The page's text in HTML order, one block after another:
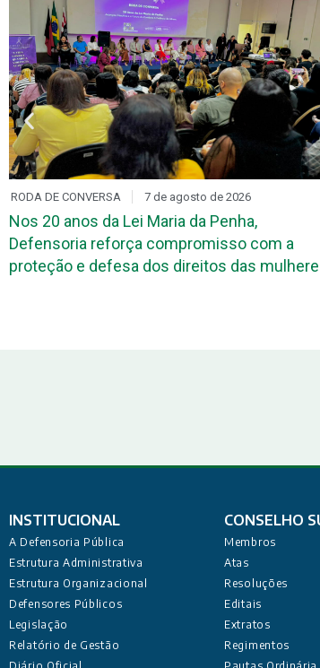
RODA DE CONVERSA 7 de agosto de 2026
Nos 20 anos da Lei Maria da Penha,
Defensoria reforça compromisso com a
proteção e defesa dos direitos das
INSTITUCIONAL
A Defensoria Pública
Estrutura Administrativa
Estrutura Organizacional
Defensores Públicos
Legislação
Relatório de Gestão
CONSELHO
Membros
Atas
Resoluções
Editais
Extratos
Regimentos